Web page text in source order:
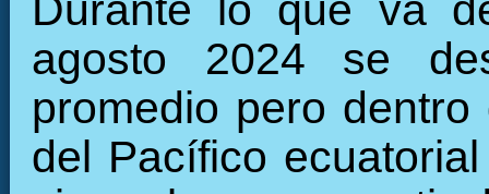
agosto 2024 se
promedio pero
del Pacífico